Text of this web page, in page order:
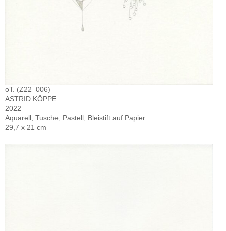
oT. (Z22_006)
ASTRID KÖPPE
2022
Aquarell, Tusche, Pastell, Bleistift auf Papier
29,7 x 21 cm